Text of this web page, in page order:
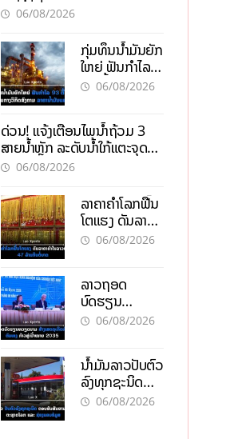
официальном сайте с
информацией
06/08/2026
ກຸ່ມທຶນນ້ຳມັນຍັກ
ໃຫຍ່ ຟັນກຳໄລ
93 ຕື້ໂດລາ
ນໍ້າມັນແພງ
06/08/2026
ດ່ວນ! ແຈ້ງເຕືອນໄພນໍ້າຖ້ວມ 3
ສາຍນໍ້າຫຼັກ ລະດັບນໍ້າໃກ້ແຕະຈຸດ
ອັນຕະລາຍ
06/08/2026
ລາຄາຄຳໂລກຟື້ນ
ໂຕແຮງ ດັນລາຄາ
ຄຳໃນລາວທະລຸ
06/08/2026
ລາວຖອດ
ບົດຮຽນ
ຫວຽດນາມ ສ້າງ
ເປົ້າໝາຍ 2035
06/08/2026
ນໍ້າມັນລາວປັບຕົວ
ລົງທຸກຊະນິດ
ຕອບຮັບສັນຍານ
06/08/2026